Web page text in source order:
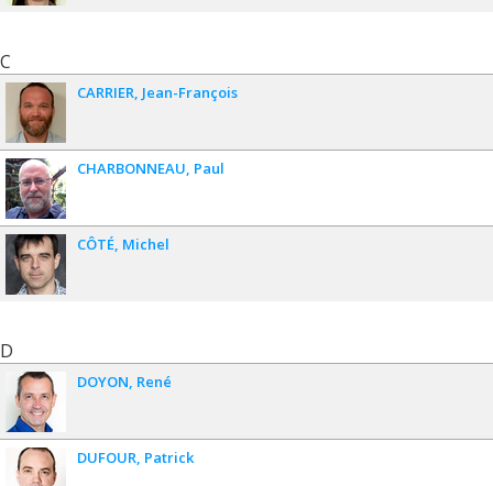
C
CARRIER Jean-François
CHARBONNEAU Paul
CÔTÉ Michel
D
DOYON René
DUFOUR Patrick